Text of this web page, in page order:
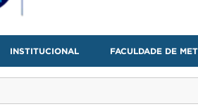
INSTITUCIONAL FACULDADE DE